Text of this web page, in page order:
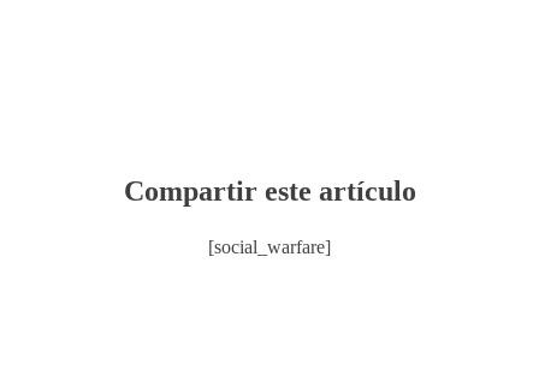
Compartir este artículo
[social_warfare]